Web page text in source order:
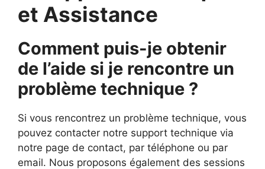
et Assistance
Comment puis-je obtenir
de l’aide si je rencontre un
problème technique ?
Si vous rencontrez un problème technique, vous
pouvez contacter notre support technique via
notre page de contact, par téléphone ou par
email. Nous proposons également des sessions